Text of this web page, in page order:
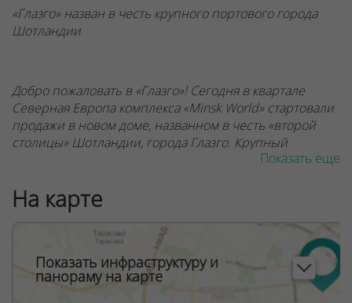
«Глазго» назван в честь крупного портового города
Шотландии
Добро пожаловать в «Глазго»! Сегодня в квартале
Северная Европа комплекса «Minsk World» стартовали
продажи в новом доме, названном в честь «второй
столицы» Шотландии, города Глазго. Крупный
портовый город славится своей богатой историей и
«Глазго» – это ваша возможность погрузиться в
атмосферу яркой и самобытной Шотландии прямо в
центре Минска!
Новостройка расположится вдоль продолжения улицы
Показать еще
На карте
Показать инфраструктуру и
панораму на карте